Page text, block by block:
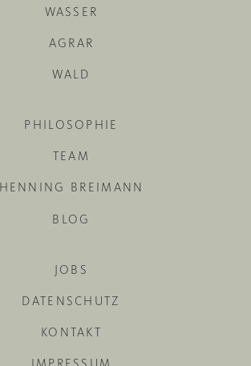
WASSER
AGRAR
WALD
PHILOSOPHIE
TEAM
HENNING BREIMANN
BLOG
JOBS
DATENSCHUTZ
KONTAKT